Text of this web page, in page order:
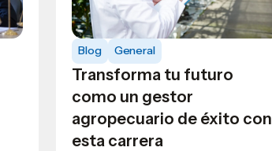
Blog General
Transforma tu futuro
como un gestor
agropecuario de éxito con
esta carrera